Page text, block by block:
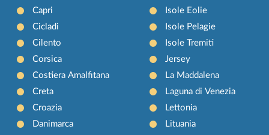
Capri
Cicladi
Cilento
Corsica
Costiera Amalfitana
Creta
Croazia
Danimarca
Isole Eolie
Isole Pelagie
Isole Tremiti
Jersey
La Maddalena
Laguna di Venezia
Lettonia
Lituania